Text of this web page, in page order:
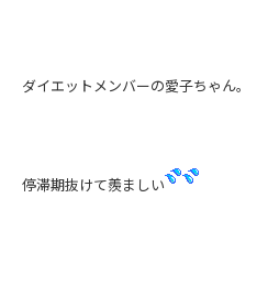
ダイエットメンバーの愛子ちゃん。
停滞期抜けて羨ましい